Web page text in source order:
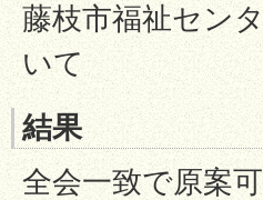
藤枝市福祉セン
いて
結果
全会一致で原案